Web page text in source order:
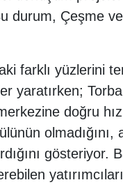
durum, Çeşme
farklı yüzlerini
yaratırken;
doğru
olmadığını,
gösteriyor.